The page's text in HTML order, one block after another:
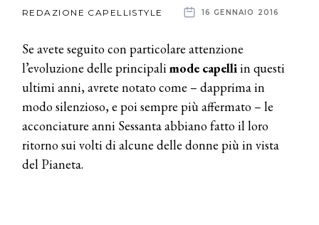
REDAZIONE CAPELLISTYLE 16 GENNAIO 2016
Se avete seguito con particolare attenzione
l’evoluzione delle principalimode capelliin questi
ultimi anni, avrete notato come – dapprima in
modo silenzioso, e poi sempre più affermato – le
acconciature anni Sessanta abbiano fatto il loro
ritorno sui volti di alcune delle donne più in vista
del Pianeta.